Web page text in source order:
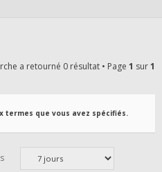
a retourné 0 résultat • Page 1 sur1
termes que vous avez spécifiés.